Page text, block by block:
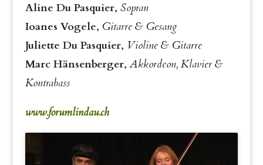
Aline Du Pasquier, Sopran
Ioanes Vogele, Gitarre & Gesang
Juliette Du Pasquier, Violine & Gitarre
Marc Hänsenberger, Akkordeon, Klavier &
Kontrabass
www.forumlindau.ch